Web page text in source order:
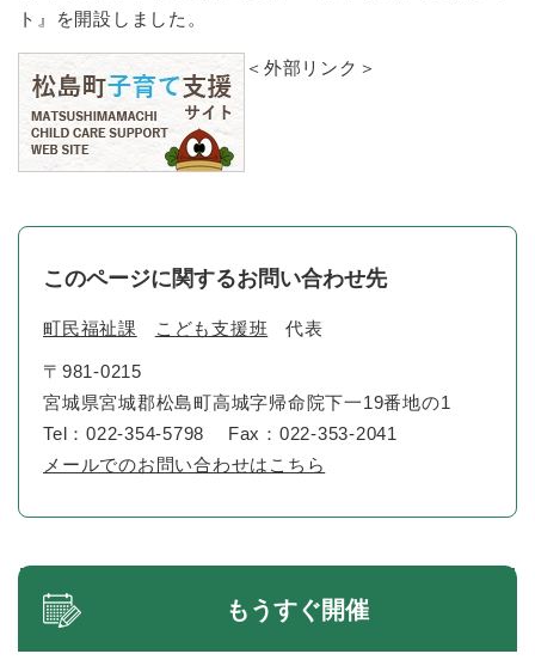
ト』を開設しました。
＜外部リンク＞
このページに関するお問い合わせ先
町民福祉課 こども支援班 代表
〒981-0215
宮城県宮城郡松島町高城字帰命院下一19番地の1
Tel：022-354-5798
Fax：022-353-2041
メールでのお問い合わせはこちら
もうすぐ開催